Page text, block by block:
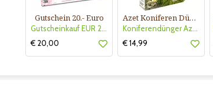
Gutschein 20.- Euro
Gutscheinkauf EUR 20.-
€ 20,00
Azet Koniferen Dünger
Koniferendünger Azet
€ 14,99